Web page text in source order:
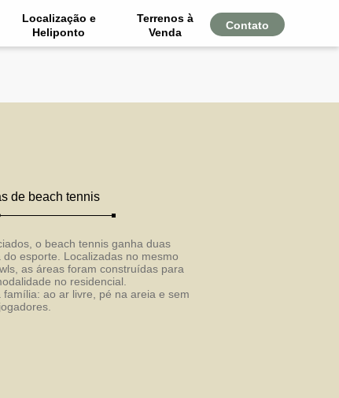
Localização e
Heliponto
Terrenos à
Venda
Contato
de beach tennis
o beach tennis ganha duas
esporte. Localizadas no mesmo
as áreas foram construídas para
no residencial.
ao ar livre, pé na areia e sem